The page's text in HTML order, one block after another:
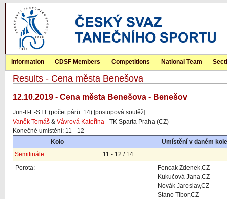
Information CDSF Members Competitions National Team
Results - Cena města Benešova
12.10.2019 - Cena města Benešova - Benešov
Jun-II-E-STT (počet párů: 14) [postupová soutěž]
Vaněk Tomáš & Vávrová Kateřina - TK Sparta Praha (CZ)
Konečné umístění: 11 - 12
Kolo
Umístění v daném kole
Semifinále
11 - 12 / 14
Porota:
Fencak Zdenek,CZ
Kukučová Jana,CZ
Novák Jaroslav,CZ
Stano Tibor,CZ